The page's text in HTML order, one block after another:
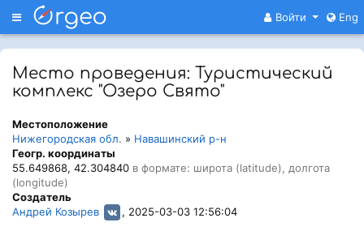
Меню Войти Eng
Место проведения: Туристический
комплекс "Озеро Свято"
Местоположение
Нижегородская обл. » Навашинский р-н
Геогр. координаты
55.649868, 42.304840 в формате: широта (latitude), долгота
(longitude)
Создатель
Андрей Козырев
, 2025-03-03 12:56:04